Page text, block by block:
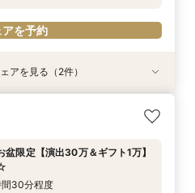
を予約
】ゆったり見学*大聖堂×選べる2
感動の大聖堂×貸切邸宅見学フェ
16:00〜
アを見る（2件）
盆限定【演出30万＆ギフト1万】
30分程度